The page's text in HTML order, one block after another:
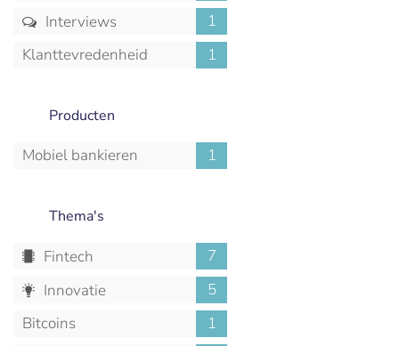
Interviews
1
Klanttevredenheid
1
Producten
Mobiel bankieren 1
Thema's
Fintech
7
Innovatie
5
Bitcoins
1